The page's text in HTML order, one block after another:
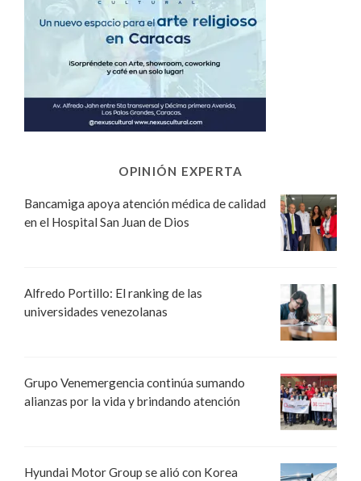
OPINIÓN EXPERTA
Bancamiga apoya atención médica de calidad
en el Hospital San Juan de Dios
Alfredo Portillo: El ranking de las
universidades venezolanas
Grupo Venemergencia continúa sumando
alianzas por la vida y brindando atención
Hyundai Motor Group se alió con Korea